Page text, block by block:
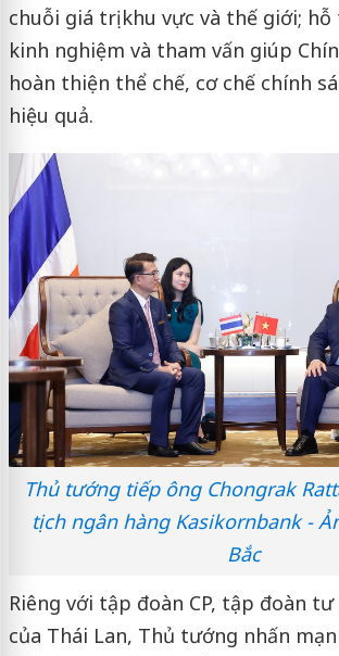
chuỗi giá trị khu vực và thế giới;
kinh nghiệm và tham vấn giúp
hoàn thiện thể chế, cơ chế chính
hiệu quả.
Thủ tướng tiếp ông Chongrak
tịch ngân hàng Kasikornbank -
Bắc
Riêng với tập đoàn CP, tập đoàn
của Thái Lan, Thủ tướng nhấn